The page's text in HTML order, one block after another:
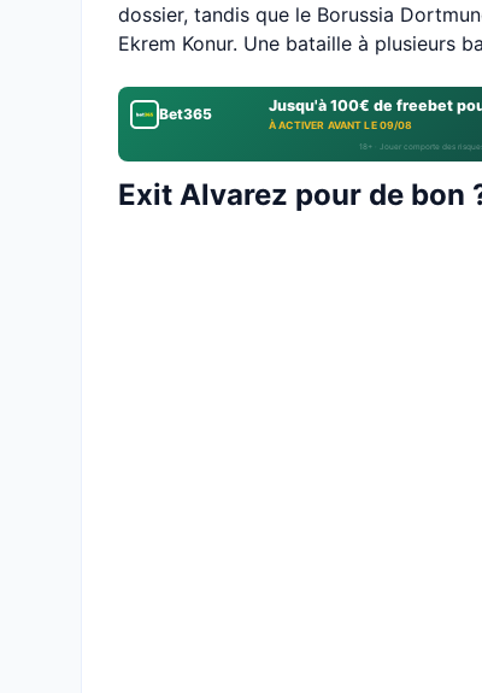
dossier, tandis que le Borussia
Ekrem Konur. Une bataille à plusieurs
Bet365 Jusqu'à 100€ de freebet
À ACTIVER AVANT LE 09/08
18+ · Jouer comporte des
Exit Alvarez pour de bon